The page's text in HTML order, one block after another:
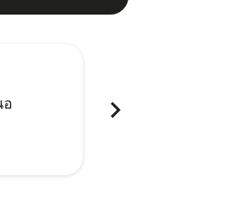
อ
chevron_right